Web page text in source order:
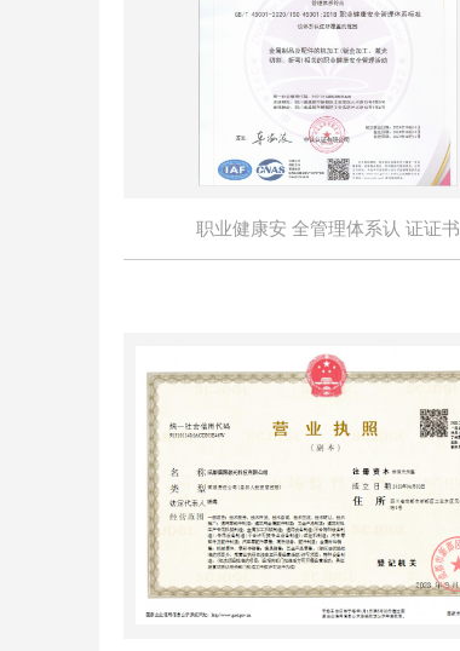
职业健康安 全管理体系认 证证书